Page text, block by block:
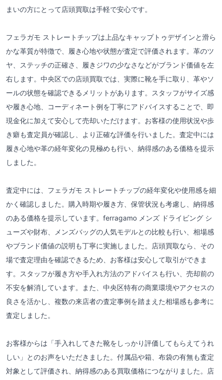
まいの方にとって店頭買取は手軽で安心です。
フェラガモ ストレートチップは上品なキャップトゥデザインと滑ら
かな革質が特徴で、履き心地や状態が査定で評価されます。革のツ
ヤ、ステッチの正確さ、履きジワの少なさなどがブランド価値を左
右します。中央区での店頭買取では、実際に靴を手に取り、革やソ
ールの状態を確認できるメリットがあります。スタッフがサイズ感
や履き心地、コーディネート例を丁寧にアドバイスすることで、即
現金化に加えて安心して売却いただけます。お客様の使用状況や歩
き癖も査定員が確認し、より正確な評価を行いました。査定中には
履き心地や革の経年変化の見極めも行い、納得感のある価格を提示
しました。
査定中には、フェラガモ ストレートチップの経年変化や使用感を細
かく確認しました。購入時期や履き方、保管状況も考慮し、納得感
のある価格を提示しています。ferragamo メンズ ドライビング シ
ューズや財布、メンズバッグの人気モデルとの比較も行い、相場感
やブランド価値の説明も丁寧に実施しました。店頭買取なら、その
場で査定理由を確認できるため、お客様は安心して取引ができま
す。スタッフが履き方や手入れ方法のアドバイスも行い、売却前の
不安を解消しています。また、中央区特有の商業環境やアクセスの
良さを活かし、複数の来店者の査定事例を踏まえた相場感も参考に
査定しました。
お客様からは「手入れしてきた靴をしっかり評価してもらえてうれ
しい」とのお声をいただきました。付属品や箱、布袋の有無も査定
対象として評価され、納得感のある買取価格につながりました。店